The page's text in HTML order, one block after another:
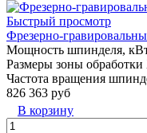
Быстрый просмотр
Фрезерно-
Мощность шпинделя,
Размеры зоны
Частота вращения
826 363 руб
В корзину